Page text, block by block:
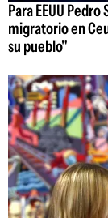
Para EEUU
migratorio en
su pueblo"